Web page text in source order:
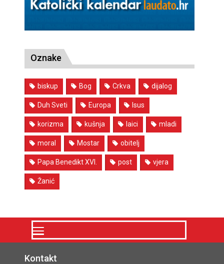
Oznake
biskup Bog Crkva dijalog
Duh Sveti Europa Isus
korizma kušnja laici mladi
moral Mostar obitelj
Papa Benedikt XVI. post vjera
Žanić
Kontakt